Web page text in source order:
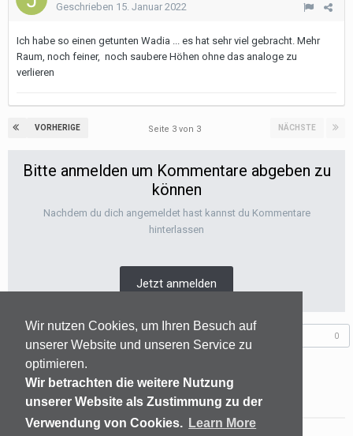
Wir nutzen Cookies, um Ihren Besuch auf
unserer Website und unseren Service zu
optimieren.
Wir betrachten die weitere Nutzung
unserer Website als Zustimmung zu der
Verwendung von Cookies. Learn More
Geschrieben 15. Januar 2022
Ich habe so einen getunten Wadia ... es hat sehr viel gebracht. Mehr
Raum, noch feiner, noch saubere Höhen ohne das analoge zu
verlieren
VORHERIGE NÄCHSTE
Seite 3 von 3
Bitte anmelden um Kommentare abgeben zu
können
Nachdem du dich angemeldet hast kannst du Kommentare
hinterlassen
Jetzt anmelden
0
GEHE ZUR THEMENÜBERSICHT